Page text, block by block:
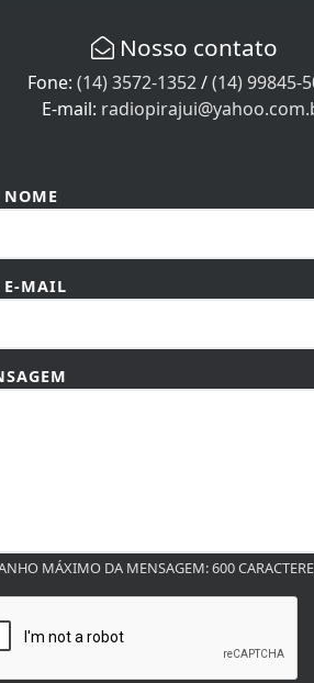
Nosso contato
Fone:(14) 3572-1352/(14) 99845-
E-mail:
NOME
E-MAIL
MÁXIMO DA MENSAGEM: 600